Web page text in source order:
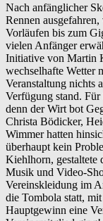
Nach anfänglicher
Rennen
Vorläufen bis zum
vielen Anfänger
Initiative von Martin
wechselhafte Wetter
Veranstaltung nichts
Verfügung stand.
denn der Wirt bot
Christa Bödicker,
Wimmer hatten
überhaupt kein
Kiehlhorn, gestaltete
Musik und Video-
Vereinskleidung im
die Tombola statt,
Hauptgewinn eine